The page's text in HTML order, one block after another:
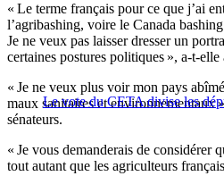
« Le terme français pour ce que j’ai
l’agribashing, voire le Canada
Je ne veux pas laisser dresser un
certaines postures politiques », a-t-
Le vote du CETA divise les
« Je ne veux plus voir mon pays
maux sanitaires et environnementaux
sénateurs.
« Je vous demanderais de considérer
tout autant que les agriculteurs